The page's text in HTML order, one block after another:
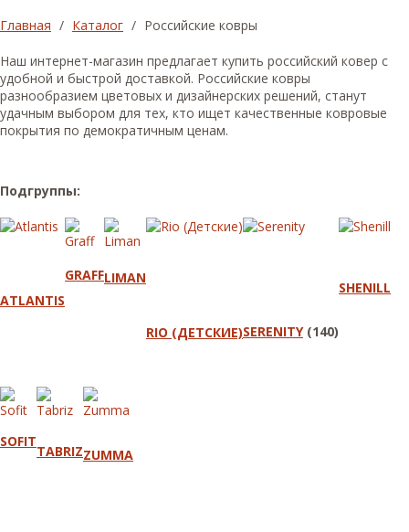
Главная / Каталог / Российские ковры
Наш интернет-магазин предлагает купить российский ковер с
удобной и быстрой доставкой. Российские ковры
разнообразием цветовых и дизайнерских решений, станут
удачным выбором для тех, кто ищет качественные ковровые
покрытия по демократичным ценам.
Подгруппы:
ATLANTIS
GRAFFLIMAN
RIO (ДЕТСКИЕ)SERENITY (140)
SHENILL
SOFIT
TABRIZZUMMA